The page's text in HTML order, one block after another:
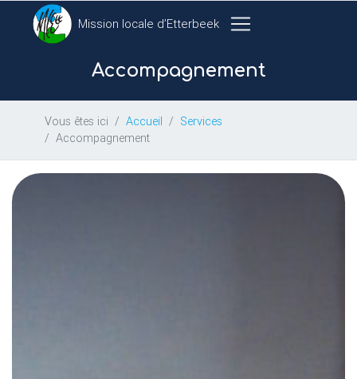
Mission locale d’Etterbeek
Accompagnement
Vous êtes ici Accueil
Services
Accompagnement